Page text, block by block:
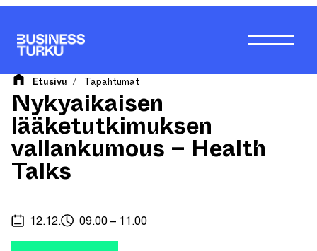
Etusivu / Tapahtumat
Nykyaikaisen
lääketutkimuksen
vallankumous – Health
Talks
12.12. 09.00 – 11.00